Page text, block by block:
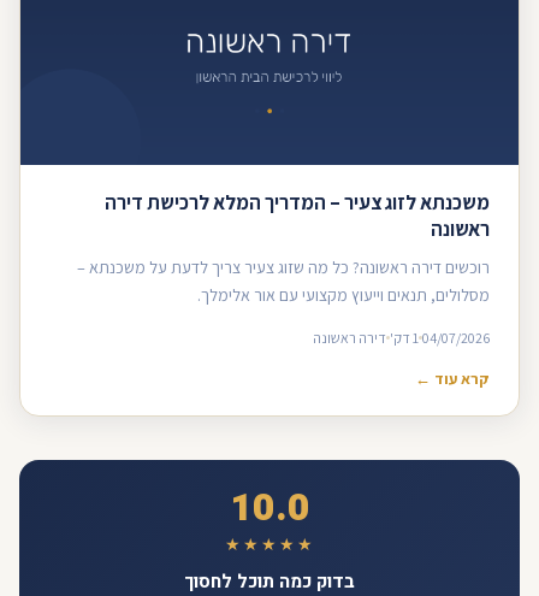
משכנתא לזוג צעיר – המדריך המלא לרכישת דירה
ראשונה
רוכשים דירה ראשונה? כל מה שזוג צעיר צריך לדעת על משכנתא –
מסלולים, תנאים וייעוץ מקצועי עם אור אלימלך.
04/07/2026 1 דק' דירה ראשונה
קרא עוד ←
10.0
★★★★★
בדוק כמה תוכל לחסוך